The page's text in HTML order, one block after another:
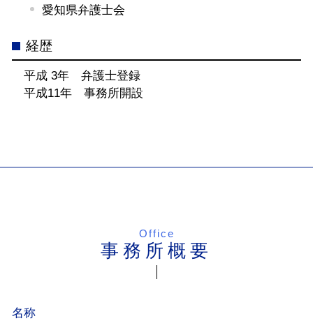
愛知県弁護士会
経歴
平成 3年 弁護士登録
平成11年 事務所開設
Office
事務所概要
名称